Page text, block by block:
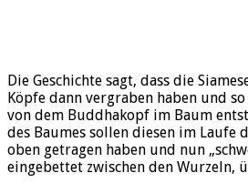
Die Geschichte sagt, dass die
Köpfe dann vergraben haben und
von dem Buddhakopf im Baum
des Baumes sollen diesen im Laufe
oben getragen haben und nun
eingebettet zwischen den Wurzeln,